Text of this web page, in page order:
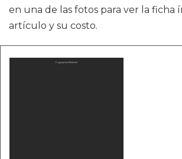
en una de las fotos para ver la ficha
artículo y su costo.